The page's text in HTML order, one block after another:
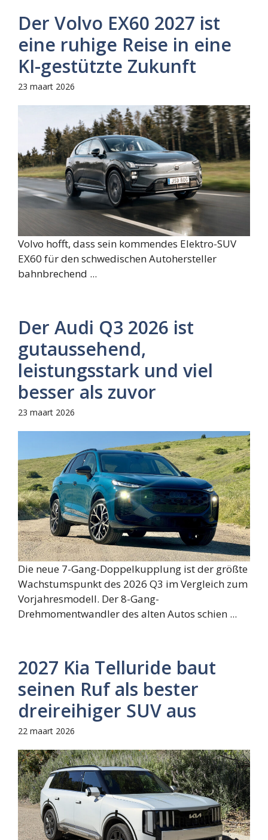
Der Volvo EX60 2027 ist
eine ruhige Reise in eine
KI-gestützte Zukunft
23 maart 2026
Volvo hofft, dass sein kommendes Elektro-SUV
EX60 für den schwedischen Autohersteller
bahnbrechend ...
Der Audi Q3 2026 ist
gutaussehend,
leistungsstark und viel
besser als zuvor
23 maart 2026
Die neue 7-Gang-Doppelkupplung ist der größte
Wachstumspunkt des 2026 Q3 im Vergleich zum
Vorjahresmodell. Der 8-Gang-
Drehmomentwandler des alten Autos schien ...
2027 Kia Telluride baut
seinen Ruf als bester
dreireihiger SUV aus
22 maart 2026